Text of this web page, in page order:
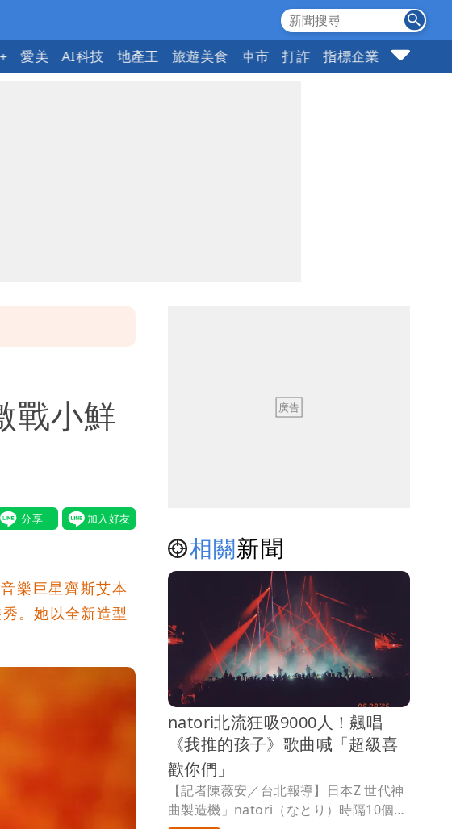
愛美 AI科技 地產王 旅遊美食 車市 打詐 指標企業 壹蘋頭家
戰小鮮
樂巨星齊斯艾本
。她以全新造型
相關新聞
natori北流狂吸9000人！飆唱
《我推的孩子》歌曲喊「超級喜
歡你們」
【記者陳薇安／台北報導】日本Z 世代神
曲製造機」natori（なとり）時隔10個